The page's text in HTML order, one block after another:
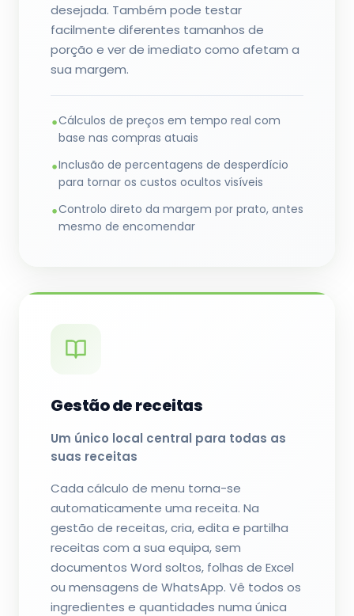
desejada. Também pode testar
facilmente diferentes tamanhos de
porção e ver de imediato como afetam a
sua margem.
•Cálculos de preços em tempo real com
base nas compras atuais
•Inclusão de percentagens de desperdício
para tornar os custos ocultos visíveis
•Controlo direto da margem por prato, antes
mesmo de encomendar
Gestão de receitas
Um único local central para todas as
suas receitas
Cada cálculo de menu torna-se
automaticamente uma receita. Na
gestão de receitas, cria, edita e partilha
receitas com a sua equipa, sem
documentos Word soltos, folhas de Excel
ou mensagens de WhatsApp. Vê todos os
ingredientes e quantidades numa única